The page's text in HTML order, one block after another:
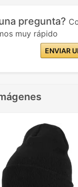
pregunta?
muy rápido
ENVIAR